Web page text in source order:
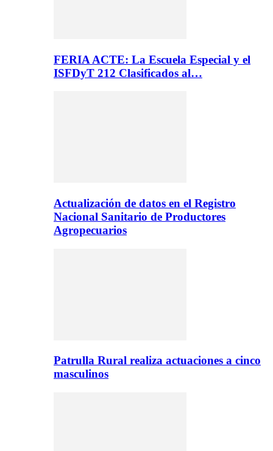
FERIA ACTE: La Escuela Especial y el
ISFDyT 212 Clasificados al…
Actualización de datos en el Registro
Nacional Sanitario de Productores
Agropecuarios
Patrulla Rural realiza actuaciones a cinco
masculinos